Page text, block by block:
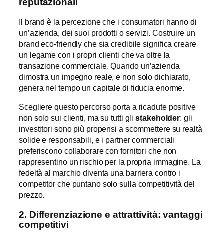
Il brand è la percezione che i consumatori hanno di
un’azienda, dei suoi prodotti o servizi. Costruire un
brand eco-friendly che sia credibile significa creare
un legame con i propri clienti che va oltre la
transazione commerciale. Quando un’azienda
dimostra un impegno reale, e non solo dichiarato,
genera nel tempo un capitale di fiducia enorme.
Scegliere questo percorso porta a ricadute positive
non solo sui clienti, ma su tutti glistakeholder: gli
investitori sono più propensi a scommettere su realtà
solide e responsabili, e i partner commerciali
preferiscono collaborare con fornitori che non
rappresentino un rischio per la propria immagine. La
fedeltà al marchio diventa una barriera contro i
competitor che puntano solo sulla competitività del
prezzo.
2. Differenziazione e attrattività: vantaggi
competitivi